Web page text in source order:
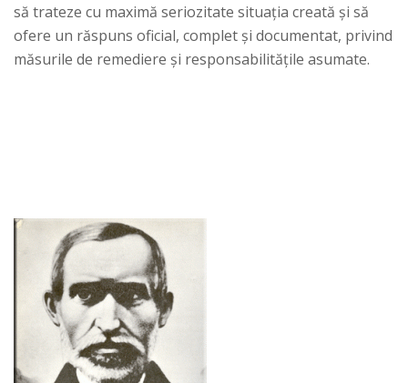
să trateze cu maximă seriozitate situația creată și să
ofere un răspuns oficial, complet și documentat, privind
măsurile de remediere și responsabilitățile asumate.